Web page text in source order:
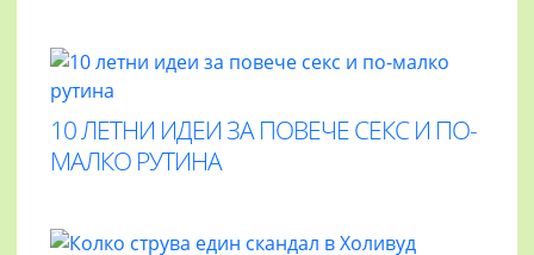
10 ЛЕТНИ ИДЕИ ЗА ПОВЕЧЕ СЕКС И ПО-
МАЛКО РУТИНА